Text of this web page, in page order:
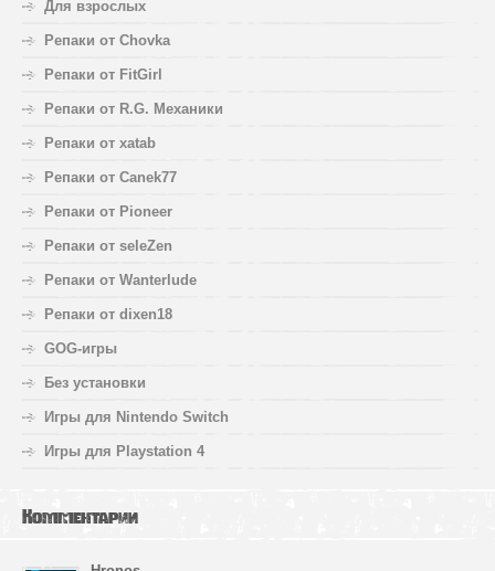
Для взрослых
Репаки от Chovka
Репаки от FitGirl
Репаки от R.G. Механики
Репаки от xatab
Репаки от Canek77
Репаки от Pioneer
Репаки от seleZen
Репаки от Wanterlude
Репаки от dixen18
GOG-игры
Без установки
Игры для Nintendo Switch
Игры для Playstation 4
Комментарии